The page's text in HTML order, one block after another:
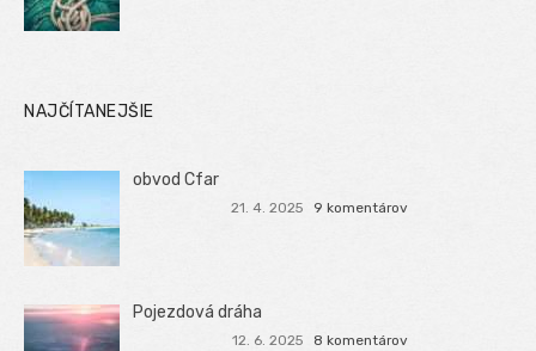
NAJČÍTANEJŠIE
obvod Cfar
21. 4. 2025 9 komentárov
Pojezdová dráha
12. 6. 2025 8 komentárov